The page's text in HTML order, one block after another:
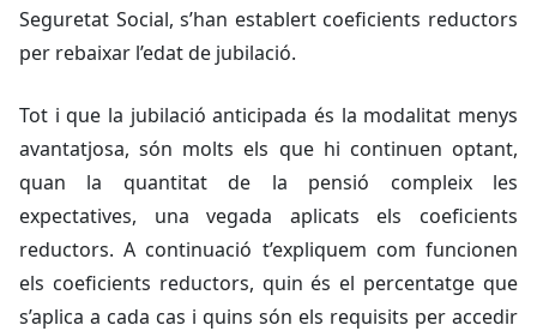
Seguretat Social, s’han establert coeficients reductors
per rebaixar l’edat de jubilació.
Tot i que la jubilació anticipada és la modalitat menys
avantatjosa, són molts els que hi continuen optant,
quan la quantitat de la pensió compleix les
expectatives, una vegada aplicats els coeficients
reductors. A continuació t’expliquem com funcionen
els coeficients reductors, quin és el percentatge que
s’aplica a cada cas i quins són els requisits per accedir